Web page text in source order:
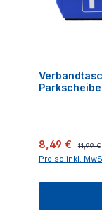
Parkscheibe
8,49 € 11,99 €
Preise inkl.